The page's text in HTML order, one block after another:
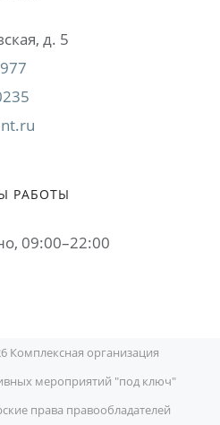
д. 5
РАБОТЫ
09:00–22:00
Комплексная организация
мероприятий "под ключ"
права правообладателей